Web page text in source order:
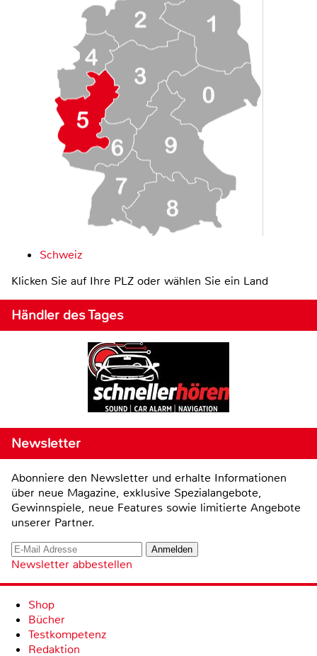
Schweiz
Klicken Sie auf Ihre PLZ oder wählen Sie ein Land
Händler des Tages
Newsletter
Abonniere den Newsletter und erhalte Informationen
über neue Magazine, exklusive Spezialangebote,
Gewinnspiele, neue Features sowie limitierte Angebote
unserer Partner.
Newsletter abbestellen
Shop
Bücher
Testkompetenz
Redaktion